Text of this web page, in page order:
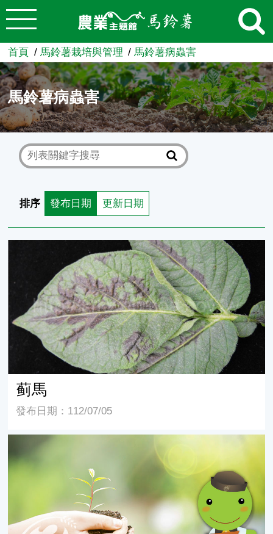
跳到主要內容
農業知識入口網
首頁 馬鈴薯栽培與管理 馬鈴薯病蟲害
馬鈴薯病蟲害
排序 發布日期 更新日期
蓟馬
發布日期：112/07/05
分子標誌運用於臺灣馬鈴薯抗晚疫病基因分析之初探